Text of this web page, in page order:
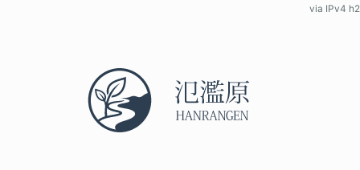
via IPv4 h2